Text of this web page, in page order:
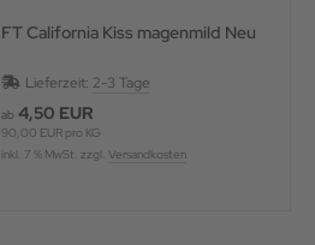
FT California Kiss magenmild Neu
Lieferzeit: 2-3 Tage
ab 4,50 EUR
90,00 EUR pro KG
inkl. 7 % MwSt. zzgl. Versandkosten